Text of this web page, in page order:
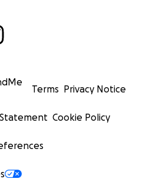
Terms Privacy Notice
Cookie Policy